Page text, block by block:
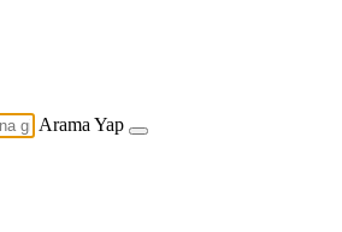
Arama Yap